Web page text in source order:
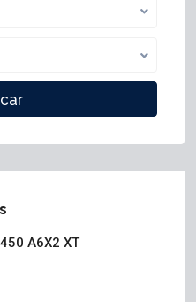
A6X2 XT